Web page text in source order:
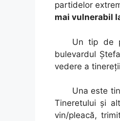
partidelor
mai vulnerabil
Un tip de
bulevardul
vedere a
Una este
Tineretului şi
vin/pleacă,